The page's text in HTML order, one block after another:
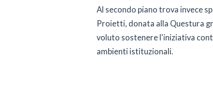
Al secondo piano trova invece
Proietti, donata alla Questura
voluto sostenere l'iniziativa
ambienti istituzionali.